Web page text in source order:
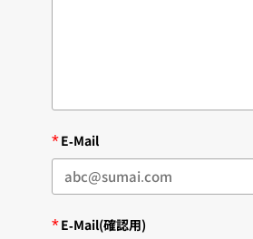
*E-Mail
*E-Mail(確認用)